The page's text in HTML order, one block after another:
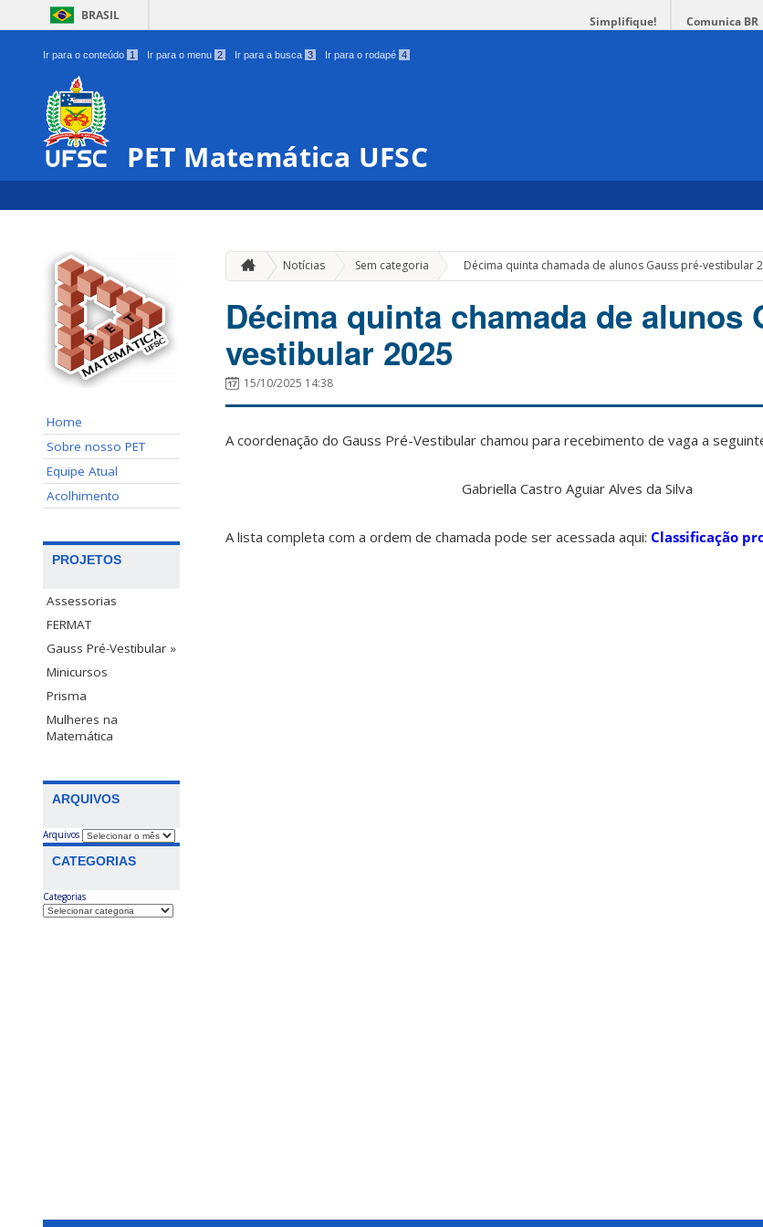
BRASIL Simplifique! Comunica BR
Ir para o conteúdo 1 Ir para o menu 2 Ir para a busca 3 Ir para o rodapé 4
PET Matemática UFSC
Home
Sobre nosso PET
Equipe Atual
Acolhimento
PROJETOS
Assessorias
FERMAT
Gauss Pré-Vestibular »
Minicursos
Prisma
Mulheres na
Matemática
ARQUIVOS
Arquivos
CATEGORIAS
Categorias
Notícias Sem categoria » Décima quinta chamada de alunos Gauss pré-vestibular
Décima quinta chamada de alunos
vestibular 2025
15/10/2025 14:38
A coordenação do Gauss Pré-Vestibular chamou para recebimento de vaga a
Gabriella Castro Aguiar Alves da Silva
A lista completa com a ordem de chamada pode ser acessada aqui: Classificação